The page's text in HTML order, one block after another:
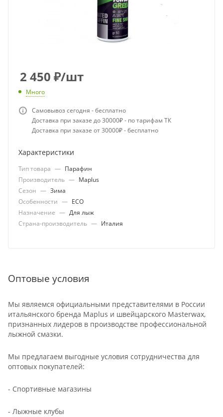
2 450 ₽/шт
Много
Самовывоз сегодня - бесплатно
Доставка при заказе до 30000₽ - по тарифам ТК
Доставка при заказе от 30000₽ - бесплатно
Характеристики
Тип товара — Парафин
Производитель — Maplus
Сезон — Зима
Особенности — ECO
Назначение — Для лыж
Страна-производитель — Италия
Оптовые условия
Мы являемся официальными представителями в России
итальянского бренда Maplus и швейцарского Masterwax,
признанных лидеров в производстве профессиональной
лыжной смазки.
Мы предлагаем выгодные условия сотрудничества для
оптовых покупателей:
- Спортивные магазины
- Лыжные клубы